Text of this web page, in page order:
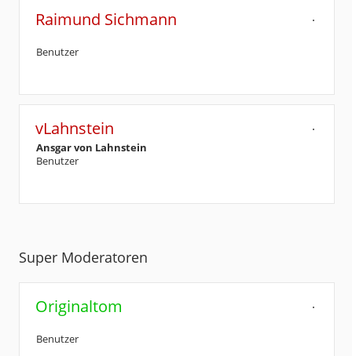
Raimund Sichmann
Benutzer
vLahnstein
Ansgar von Lahnstein
Benutzer
Super Moderatoren
Originaltom
Benutzer